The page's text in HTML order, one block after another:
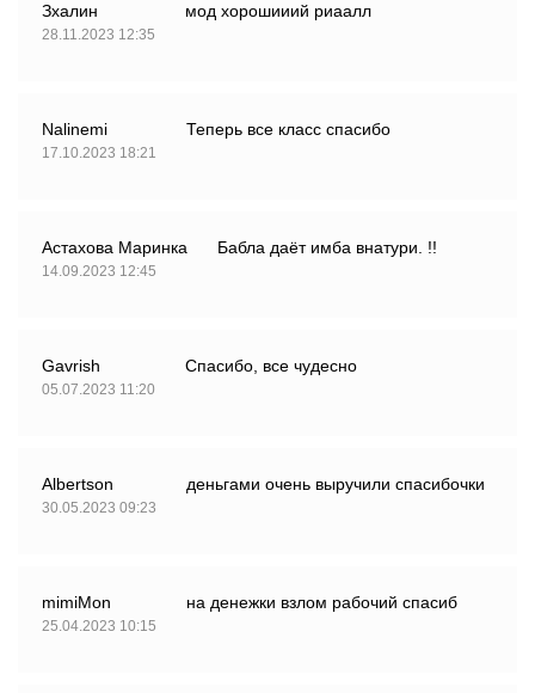
Зхалин
28.11.2023 12:35
мод хорошииий риаалл
Nalinemi
17.10.2023 18:21
Теперь все класс спасибо
Астахова Маринка
14.09.2023 12:45
Бабла даёт имба внатури. !!
Gavrish
05.07.2023 11:20
Спасибо, все чудесно
Albertson
30.05.2023 09:23
деньгами очень выручили спасибочки
mimiMon
25.04.2023 10:15
на денежки взлом рабочий спасиб